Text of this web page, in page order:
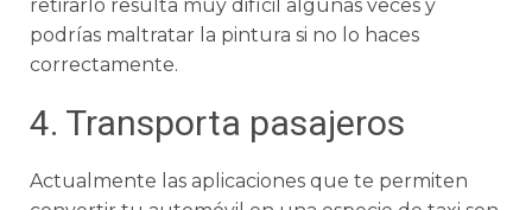
retirarlo resulta muy difícil algunas veces y
podrías maltratar la pintura si no lo haces
correctamente.
4. Transporta pasajeros
Actualmente las aplicaciones que te permiten